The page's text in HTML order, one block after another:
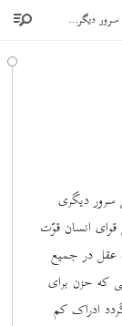
جمیع بشر همیشه مورد دو احساس هستند یکی احساس سرور دیگری احساس حزن
دیگری
انسان قوّت
عقل در جمیع
که حزن برای
ادراک کم